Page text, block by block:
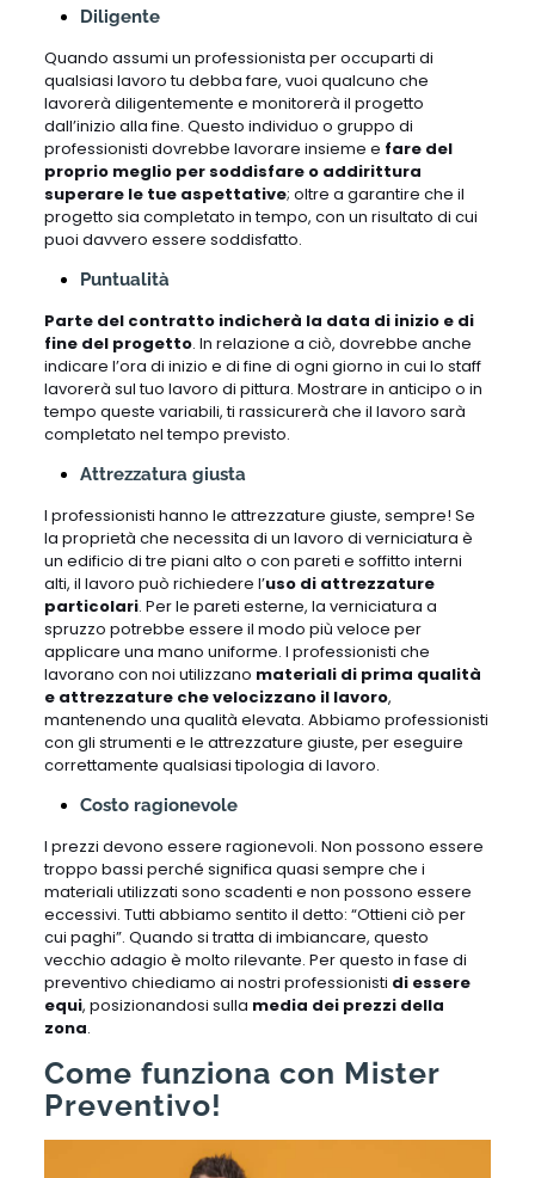
Diligente
Quando assumi un professionista per occuparti di
qualsiasi lavoro tu debba fare, vuoi qualcuno che
lavorerà diligentemente e monitorerà il progetto
dall’inizio alla fine. Questo individuo o gruppo di
professionisti dovrebbe lavorare insieme e fare del
proprio meglio per soddisfare o addirittura
superare le tue aspettative; oltre a garantire che il
progetto sia completato in tempo, con un risultato di cui
puoi davvero essere soddisfatto.
Puntualità
Parte del contratto indicherà la data di inizio e di
fine del progetto. In relazione a ciò, dovrebbe anche
indicare l’ora di inizio e di fine di ogni giorno in cui lo staff
lavorerà sul tuo lavoro di pittura. Mostrare in anticipo o in
tempo queste variabili, ti rassicurerà che il lavoro sarà
completato nel tempo previsto.
Attrezzatura giusta
I professionisti hanno le attrezzature giuste, sempre! Se
la proprietà che necessita di un lavoro di verniciatura è
un edificio di tre piani alto o con pareti e soffitto interni
alti, il lavoro può richiedere l’uso di attrezzature
particolari. Per le pareti esterne, la verniciatura a
spruzzo potrebbe essere il modo più veloce per
applicare una mano uniforme. I professionisti che
lavorano con noi utilizzano materiali di prima qualità
e attrezzature che velocizzano il lavoro,
mantenendo una qualità elevata. Abbiamo professionisti
con gli strumenti e le attrezzature giuste, per eseguire
correttamente qualsiasi tipologia di lavoro.
Costo ragionevole
I prezzi devono essere ragionevoli. Non possono essere
troppo bassi perché significa quasi sempre che i
materiali utilizzati sono scadenti e non possono essere
eccessivi. Tutti abbiamo sentito il detto: “Ottieni ciò per
cui paghi”. Quando si tratta di imbiancare, questo
vecchio adagio è molto rilevante. Per questo in fase di
preventivo chiediamo ai nostri professionisti di essere
equi, posizionandosi sulla media dei prezzi della
zona.
Come funziona con Mister
Preventivo!